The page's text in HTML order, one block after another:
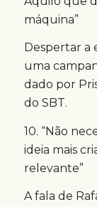
máquina”
Despertar a
uma
dado por
do SBT.
10. “Não
ideia mais
relevante”
A fala de